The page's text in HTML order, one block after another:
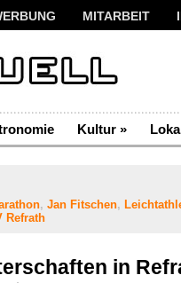
MITARBEIT
Kultur »
, Jan Fitschen,
Refrath
in